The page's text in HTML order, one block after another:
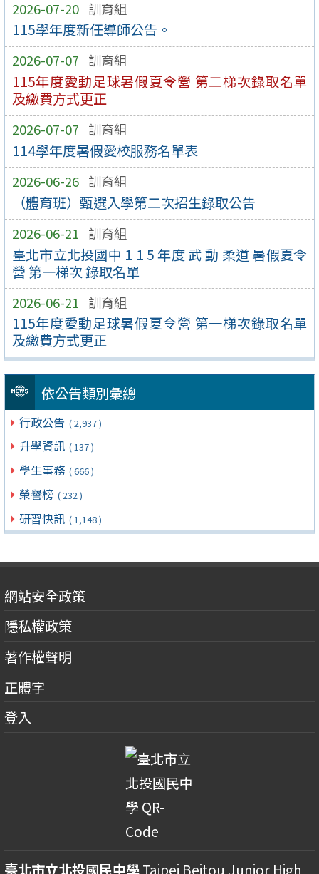
2026-07-20 訓育組
115學年度新任導師公告。
2026-07-07 訓育組
115年度愛動足球暑假夏令營 第二梯次錄取名單
及繳費方式更正
2026-07-07 訓育組
114學年度暑假愛校服務名單表
2026-06-26 訓育組
（體育班）甄選入學第二次招生錄取公告
2026-06-21 訓育組
臺北市立北投國中 1 1 5 年度 武 動 柔道 暑假夏令
營 第一梯次 錄取名單
2026-06-21 訓育組
115年度愛動足球暑假夏令營 第一梯次錄取名單
及繳費方式更正
依公告類別彙總
行政公告 ( 2,937 )
升學資訊 ( 137 )
學生事務 ( 666 )
榮譽榜 ( 232 )
研習快訊 ( 1,148 )
網站安全政策
隱私權政策
著作權聲明
正體字
登入
臺北市立北投國民中學Taipei Beitou Junior High